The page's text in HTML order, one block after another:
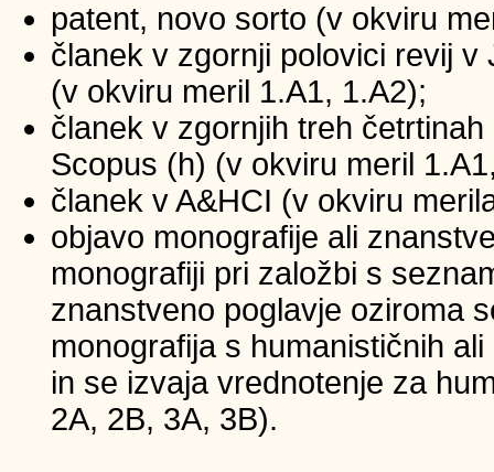
patent, novo sorto (v okviru
članek v zgornji polovici revij
(v okviru meril 1.A1, 1.A2);
članek v zgornjih treh
Scopus (h) (v okviru meril
članek v A&HCI (v okviru
objavo monografije ali
monografiji pri založbi s
znanstveno poglavje oziroma
monografija s humanističnih
in se izvaja vrednotenje za
2A, 2B, 3A, 3B).